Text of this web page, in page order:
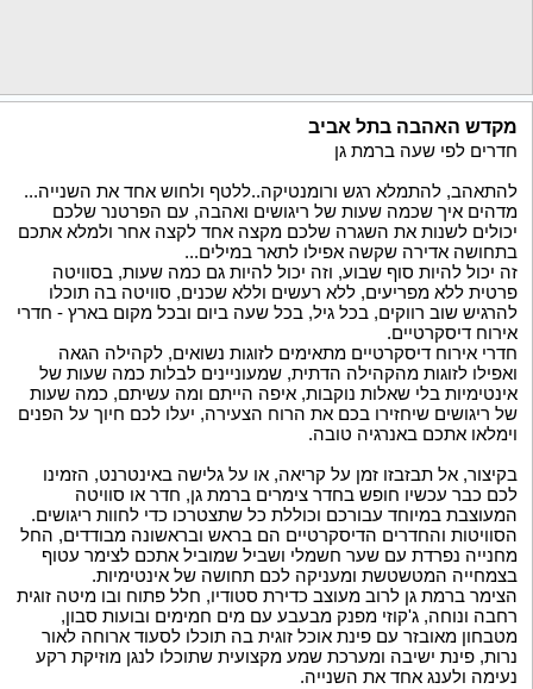
מקדש האהבה בתל אביב
חדרים לפי שעה ברמת גן
להתאהב, להתמלא רגש ורומנטיקה..ללטף ולחוש אחד את השנייה...
מדהים איך שכמה שעות של ריגושים ואהבה, עם הפרטנר שלכם
יכולים לשנות את השגרה שלכם מקצה אחד לקצה אחר ולמלא אתכם
בתחושה אדירה שקשה אפילו לתאר במילים...
זה יכול להיות סוף שבוע, וזה יכול להיות גם כמה שעות, בסוויטה
פרטית ללא מפריעים, ללא רעשים וללא שכנים, סוויטה בה תוכלו
להרגיש שוב רווקים, בכל גיל, בכל שעה ביום ובכל מקום בארץ - חדרי
אירוח דיסקרטיים.
חדרי אירוח דיסקרטיים מתאימים לזוגות נשואים, לקהילה הגאה
ואפילו לזוגות מהקהילה הדתית, שמעוניינים לבלות כמה שעות של
אינטימיות בלי שאלות נוקבות, איפה הייתם ומה עשיתם, כמה שעות
של ריגושים שיחזירו בכם את הרוח הצעירה, יעלו לכם חיוך על הפנים
וימלאו אתכם באנרגיה טובה.
בקיצור, אל תבזבזו זמן על קריאה, או על גלישה באינטרנט, הזמינו
לכם כבר עכשיו חופש בחדר צימרים ברמת גן, חדר או סוויטה
המעוצבת במיוחד עבורכם וכוללת כל שתצטרכו כדי לחוות ריגושים.
הסוויטות והחדרים הדיסקרטיים הם בראש ובראשונה מבודדים, החל
מחנייה נפרדת עם שער חשמלי ושביל שמוביל אתכם לצימר עטוף
בצמחייה המטשטשת ומעניקה לכם תחושה של אינטימיות.
הצימר ברמת גן לרוב מעוצב כדירת סטודיו, חלל פתוח ובו מיטה זוגית
רחבה ונוחה, ג'קוזי מפנק מבעבע עם מים חמימים ובועות סבון,
מטבחון מאובזר עם פינת אוכל זוגית בה תוכלו לסעוד ארוחה לאור
נרות, פינת ישיבה ומערכת שמע מקצועית שתוכלו לנגן מוזיקת רקע
נעימה ולענג אחד את השנייה.